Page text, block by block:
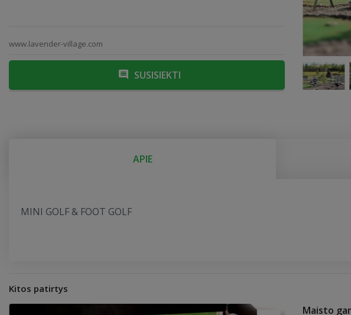
www.lavender-village.com
SUSISIEKTI
APIE
MINI GOLF & FOOT GOLF
Kitos patirtys
Maisto